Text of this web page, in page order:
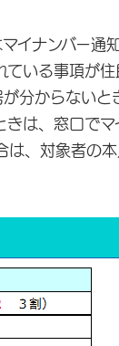
イナンバー
いる事項が
分からないと
は、窓口で
、対象者の